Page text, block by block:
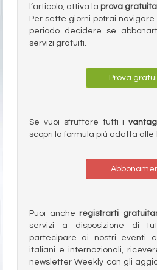
l’articolo, attiva la prova gratuita
Per sette giorni potrai navigare
periodo decidere se
servizi gratuiti.
Prova
Se vuoi sfruttare tutti i
scopri la formula più adatta alle
Puoi anche registrarti
servizi a disposizione di
partecipare ai nostri eventi
italiani e internazionali,
newsletter Weekly con gli